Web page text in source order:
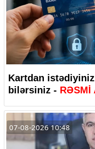
Kartdan
bilərsiniz - RƏSMİ
07-08-2026 10:48